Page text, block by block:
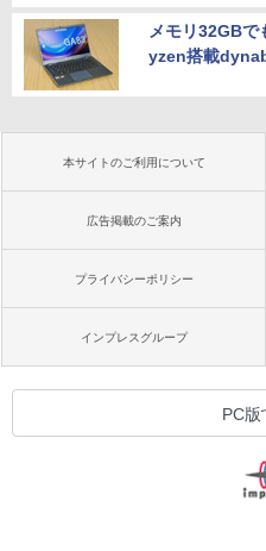
メモリ32GBで
yzen搭載
本サイトのご利用について
広告掲載のご案内
プライバシーポリシー
インプレスグループ
PC版